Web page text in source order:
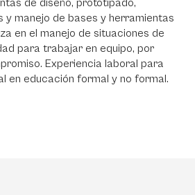
de diseño, prototipado,
y manejo de bases y herramientas
en el manejo de situaciones de
para trabajar en equipo, por
Experiencia laboral para
en educación formal y no formal.